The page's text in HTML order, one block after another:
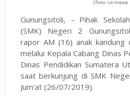
|Foto: istimewa
Gunungsitoli, - Pihak
(SMK) Negeri 2
rapor AM (16) anak kandung
melalui Kepala Cabang Dinas
Dinas Pendidikan Sumatera
saat berkunjung di SMK
Jum'at (26/07/2019).